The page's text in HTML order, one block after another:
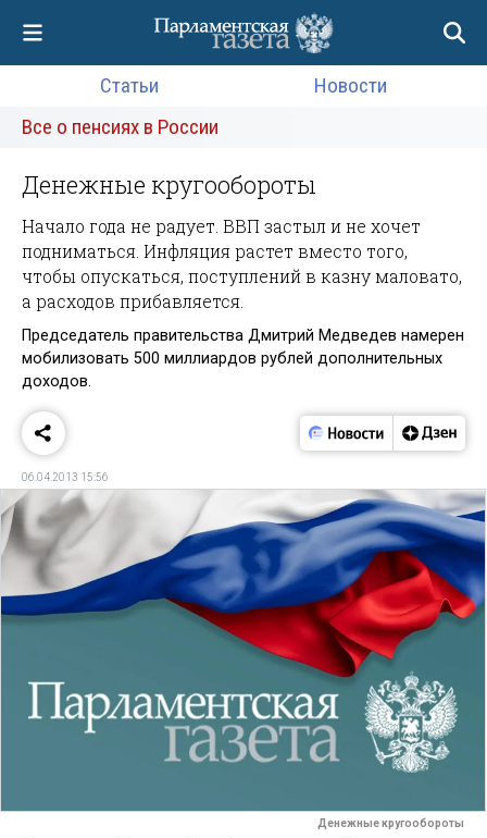
Статьи
Новости
Все о пенсиях в России
Денежные кругообороты
Начало года не радует. ВВП застыл и не хочет
подниматься. Инфляция растет вместо того,
чтобы опускаться, поступлений в казну маловато,
а расходов прибавляется.
Председатель правительства Дмитрий Медведев намерен
мобилизовать 500 миллиардов рублей дополнительных
доходов.
06.04.2013 15:56
Денежные кругообороты